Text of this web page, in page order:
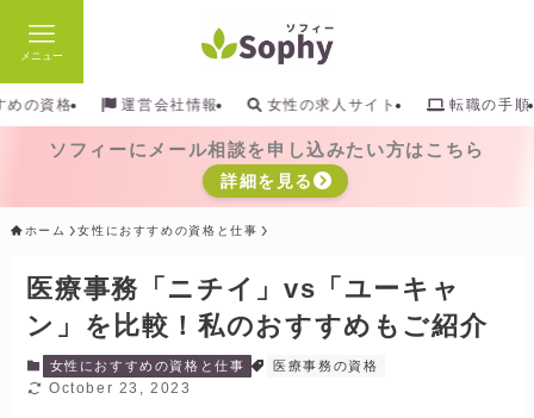
メニュー
めの資格 運営会社情報 女性の求人サイト 転職の手順
ソフィーにメール相談を申し込みたい方はこちら
詳細を見る
ホーム 女性におすすめの資格と仕事
医療事務「ニチイ」vs「ユーキャ
ン」を比較！私のおすすめもご紹介
女性におすすめの資格と仕事 医療事務の資格
October 23, 2023